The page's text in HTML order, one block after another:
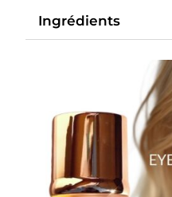
Ingrédients